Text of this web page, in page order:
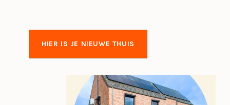
HIER IS JE NIEUWE THUIS